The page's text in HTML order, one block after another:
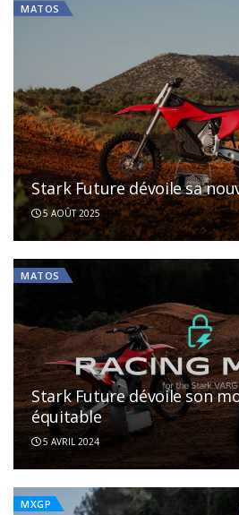
MATOS
Stark Future dévoile sa
5 AOÛT 2025
MATOS
Stark Future dévoile son
équitable
5 AVRIL 2024
MXGP